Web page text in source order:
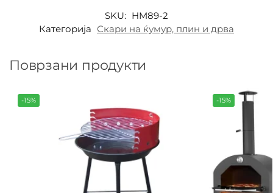
SKU: HM89-2
Категорија Скари на ќумур, плин и дрва
Поврзани продукти
-15% -15%